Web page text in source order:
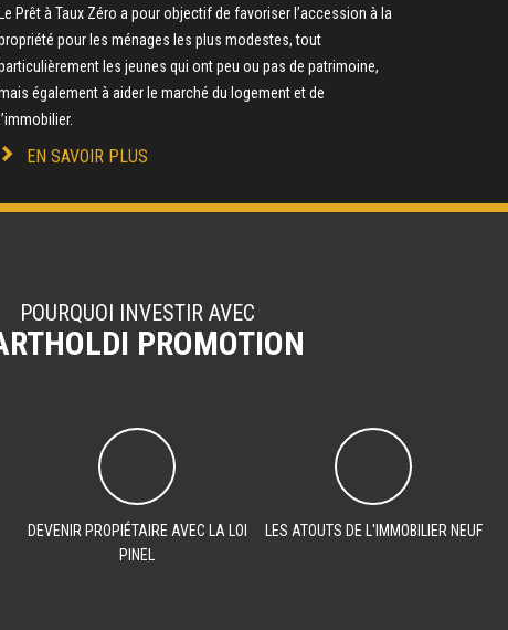
Le Prêt à Taux Zéro a pour objectif de favoriser l’accession à la
pour les ménages les plus modestes, tout
les jeunes qui ont peu ou pas de patrimoine,
également à aider le marché du logement et de
l’immobilier.
EN SAVOIR PLUS
POURQUOI INVESTIR AVEC
PROMOTION
DEVENIR PROPIÉTAIRE AVEC LA LOI
PINEL
LES ATOUTS DE L'IMMOBILIER NEUF